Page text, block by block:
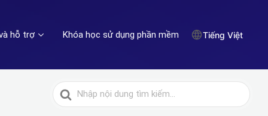
hỗ trợ Khóa học sử dụng phần mềm Tiếng Việt
Tìm
kiếm